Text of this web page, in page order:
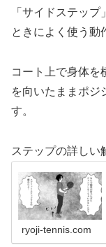
「サイドステッ
ときによく使う動
コート上で身体を
を向いたままポジ
す。
ステップの詳しい
ryoji-tennis.com